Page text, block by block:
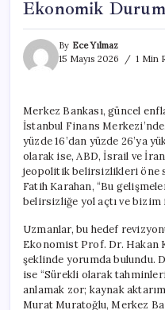
Ekonomik
By Ece Yılmaz
15 Mayıs 2026
1 Min
Merkez Bankası, güncel
İstanbul Finans
yüzde 16’dan yüzde 26’ya
olarak ise, ABD, İsrail ve
jeopolitik belirsizlikleri öne
Fatih Karahan, “Bu
belirsizliğe yol açtı ve
Uzmanlar, bu hedef
Ekonomist Prof. Dr. Hakan
şeklinde yorumda bulundu.
ise “Sürekli olarak
anlamak zor; kaynak
Murat Muratoğlu, Merkez